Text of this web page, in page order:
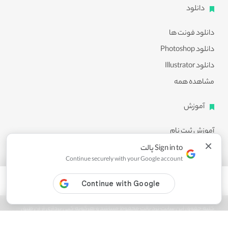
دانلود
دانلود فونت ها
دانلود Photoshop
دانلود Illustrator
مشاهده همه
آموزش
آموزش ثبت نام
آموزش دانلود
آموزش ویرایش طرح ها
مشاهده همه
کلیه حقوق این سایت نزد پالت محفوظ میباشد و هرگونه کپی برداری از آن طبق
× Sign in to پالت
Continue securely with your Google account